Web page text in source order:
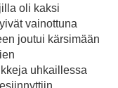
oli kaksi
vainottuna
joutui kärsimään
uhkaillessa